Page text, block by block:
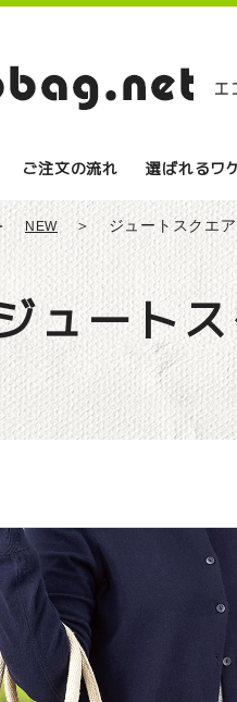
ご注文の流れ 選ばれるワ
NEW ジュートスクエ
ュート